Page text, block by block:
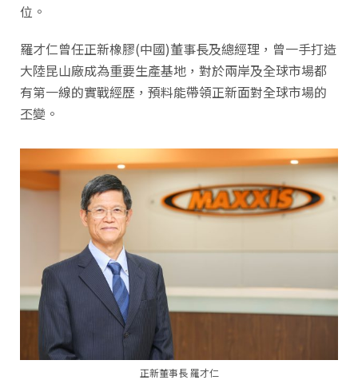
位。
羅才仁曾任正新橡膠(中國)董事長及總經理，曾一手打造
大陸昆山廠成為重要生產基地，對於兩岸及全球市場都
有第一線的實戰經歷，預料能帶領正新面對全球市場的
丕變。
正新董事長 羅才仁